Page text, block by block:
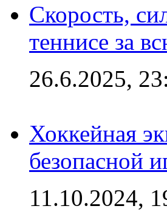
Скорость,
теннисе за
26.6.2025,
Хоккейная
безопасной
11.10.2024,